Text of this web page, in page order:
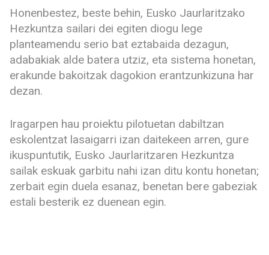
Honenbestez, beste behin, Eusko Jaurlaritzako
Hezkuntza sailari dei egiten diogu lege
planteamendu serio bat eztabaida dezagun,
adabakiak alde batera utziz, eta sistema honetan,
erakunde bakoitzak dagokion erantzunkizuna har
dezan.
Iragarpen hau proiektu pilotuetan dabiltzan
eskolentzat lasaigarri izan daitekeen arren, gure
ikuspuntutik, Eusko Jaurlaritzaren Hezkuntza
sailak eskuak garbitu nahi izan ditu kontu honetan;
zerbait egin duela esanaz, benetan bere gabeziak
estali besterik ez duenean egin.